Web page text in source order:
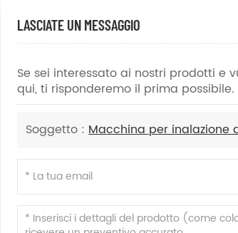
LASCIATE UN MESSAGGIO
Se sei interessato ai nostri prodotti e
qui, ti risponderemo il prima possibile.
Soggetto :Macchina per inalazione